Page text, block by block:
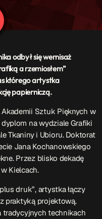
keyboard_arrow_down
odbył się wernisaż
a rzemiosłem”
którego artystka
papierniczą.
Sztuk Pięknych w
na wydziale Grafiki
Tkaniny i Ubioru. Doktorat
Jana Kochanowskiego
Przez blisko dekadę
Kielcach.
druk”, artystka łączy
praktyką projektową.
tradycyjnych technikach